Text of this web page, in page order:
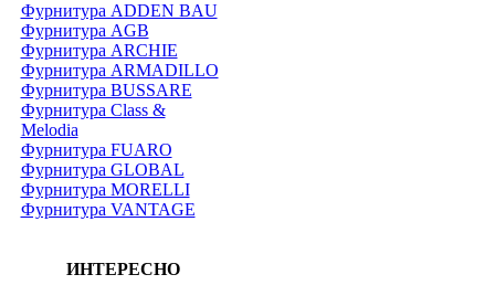
Фурнитура ADDEN BAU
Фурнитура AGB
Фурнитура ARCHIE
Фурнитура ARMADILLO
Фурнитура BUSSARE
Фурнитура Class &
Melodia
Фурнитура FUARO
Фурнитура GLOBAL
Фурнитура MORELLI
Фурнитура VANTAGE
ИНТЕРЕСНО